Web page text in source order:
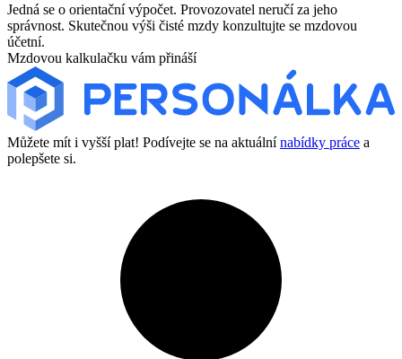
Jedná se o orientační výpočet. Provozovatel neručí za jeho
správnost. Skutečnou výši čisté mzdy konzultujte se mzdovou
účetní.
Mzdovou kalkulačku vám přináší
Můžete mít i vyšší plat! Podívejte se na aktuálnínabídky práce a
polepšete si.